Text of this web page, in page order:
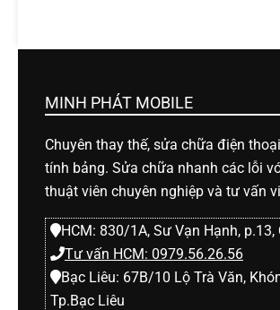
MINH PHÁT MOBILE
Chuyên thay thế, sửa chữa điện
tính bảng. Sửa chữa nhanh các lỗi
thuật viên chuyên nghiệp và tư vấn
HCM: 830/1A, Sư Vạn Hạnh, p.13,
Tư vấn HCM: 0979.56.26.56
Bạc Liêu: 67B/10 Lộ Trà Văn,
Tp.Bạc Liêu